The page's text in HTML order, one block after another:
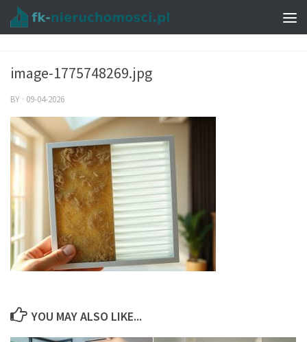
image-1775748269.jpg
BY · 09-04-2026
YOU MAY ALSO LIKE...